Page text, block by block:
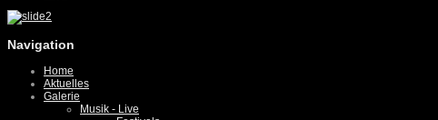
Navigation
Home
Aktuelles
Galerie
Musik - Live